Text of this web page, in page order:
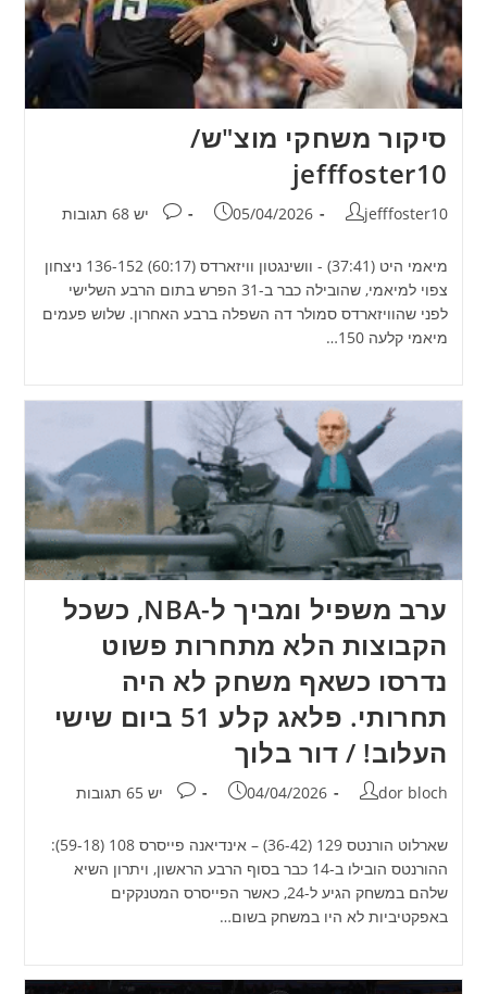
סיקור משחקי מוצ"ש/
jefffoster10
מחבר:
jefffoster10 פורסם:
05/04/2026 תגובות:
יש 68 תגובות
מיאמי היט (37:41) - וושינגטון וויזארדס (60:17) 136-152 ניצחון
צפוי למיאמי, שהובילה כבר ב-31 הפרש בתום הרבע השלישי
לפני שהוויזארדס סמולר דה השפלה ברבע האחרון. שלוש פעמים
מיאמי קלעה 150…
ערב משפיל ומביך ל-NBA, כשכל
הקבוצות הלא מתחרות פשוט
נדרסו כשאף משחק לא היה
תחרותי. פלאג קלע 51 ביום שישי
העלוב! / דור בלוך
מחבר:
dor bloch פורסם:
04/04/2026 תגובות:
יש 65 תגובות
שארלוט הורנטס 129 (36-42) – אינדיאנה פייסרס 108 (59-18):
ההורנטס הובילו ב-14 כבר בסוף הרבע הראשון, ויתרון השיא
שלהם במשחק הגיע ל-24, כאשר הפייסרס המטנקקים
באפקטיביות לא היו במשחק בשום…